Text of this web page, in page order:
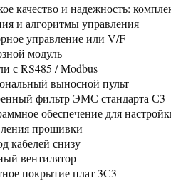
качество и надежность:
и алгоритмы управления
управление или V/F
модуль
с RS485 / Modbus
выносной пульт
фильтр ЭМС стандарта С3
обеспечение для
прошивки
кабелей снизу
вентилятор
покрытие плат 3C3